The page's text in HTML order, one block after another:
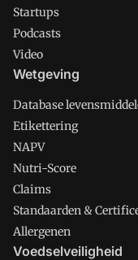
Startups
Podcasts
Video
Wetgeving
Database
Etikettering
NAPV
Nutri-Score
Claims
Standaarden &
Allergenen
Voedselveiligheid